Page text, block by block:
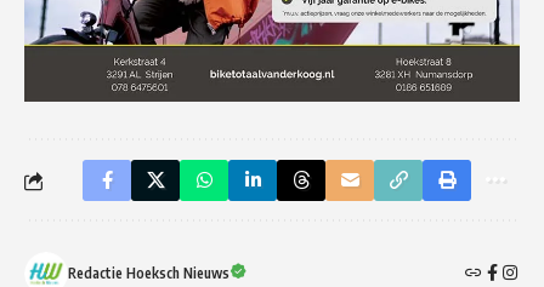
Redactie Hoeksch Nieuws